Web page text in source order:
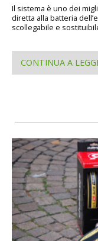
Il sistema è uno dei
diretta alla batteria
scollegabile e
CONTINUA A